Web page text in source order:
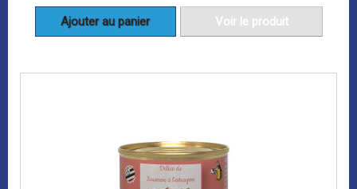
Ajouter au panier Voir le produit